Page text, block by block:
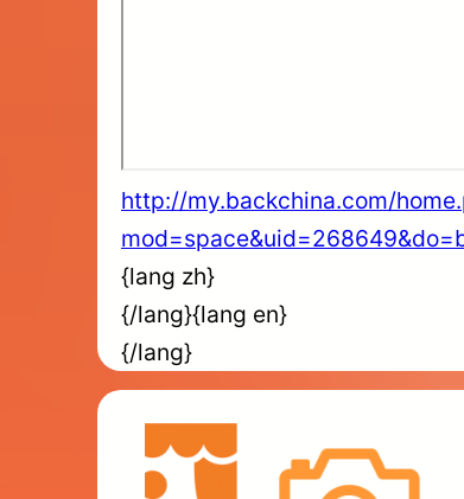
http://my.backchina.com/
{lang zh}
{/lang}{lang en}
{/lang}